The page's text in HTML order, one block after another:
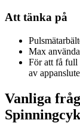
Att tänka på
Max
För att få full
av
Vanliga